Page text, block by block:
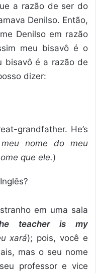
a razão de ser do
Denilso. Então,
Denilso em razão
meu bisavô é o
bisavô é a razão de
dizer:
grandfather. He’s
nome do meu
que ele.)
em uma sala
teacher is my
xará); pois, você e
mas o seu nome
professor e vice